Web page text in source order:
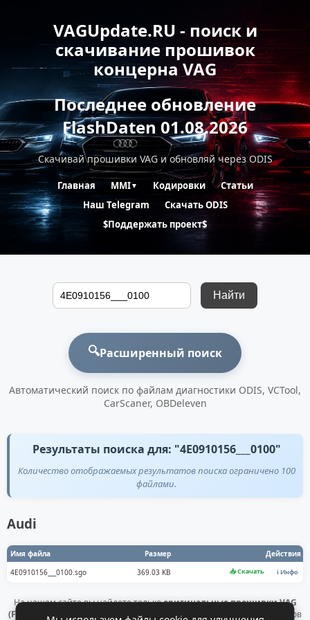
VAGUpdate.RU - поиск и
скачивание прошивок
концерна VAG
Последнее обновление
FlashDaten 01.08.2026
Скачивай прошивки VAG и обновляй через ODIS
Главная MMI▼ Кодировки
Статьи
Наш Telegram
Скачать ODIS
$Поддержать проект$
Найти
🔍Расширенный поиск
Автоматический поиск по файлам диагностики ODIS, VCTool,
CarScaner, OBDeleven
Результаты поиска для: "4E0910156___0100"
Количество отображаемых результатов поиска ограничено 100
файлами.
Audi
Имя файла Размер
Действия
4E0910156___0100.sgo
369.03 KB 📥 Скачать ℹ️ Инфо
На нашем сайте вы найдете толькооригинальные прошивки VAG
(Flashdaten)
. Все файлы получены напрямую с официальных серверов